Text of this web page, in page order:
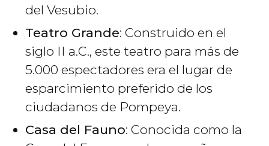
del Vesubio.
Teatro Grande: Construido en el
siglo II a.C., este teatro para más de
5.000 espectadores era el lugar de
esparcimiento preferido de los
ciudadanos de Pompeya.
Casa del Fauno: Conocida como la